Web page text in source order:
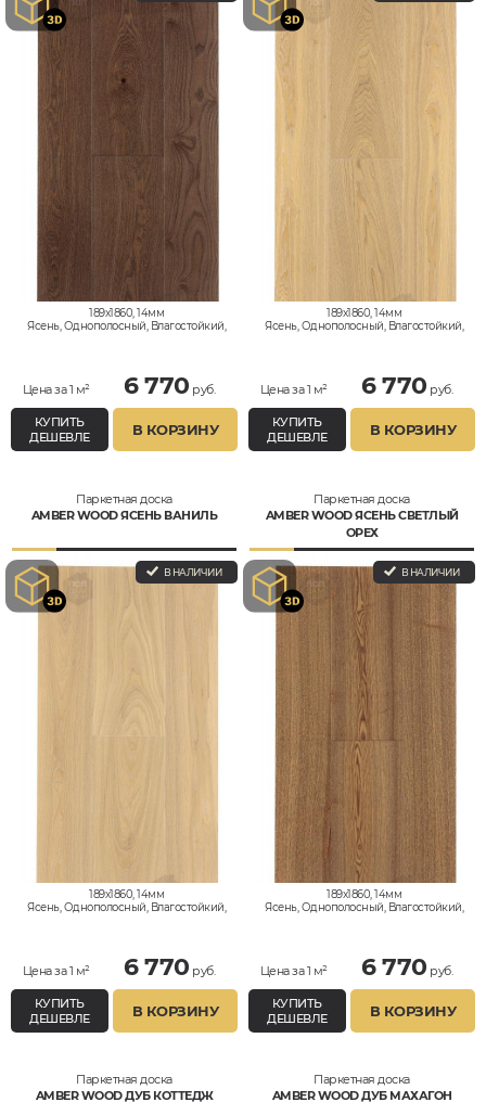
189x1860, 14мм
Ясень, Однополосный, Влагостойкий,
Цена за 1 м² 6 770 руб.
КУПИТЬ
ДЕШЕВЛЕ
В КОРЗИНУ
189x1860, 14мм
Ясень, Однополосный, Влагостойкий,
Цена за 1 м² 6 770 руб.
КУПИТЬ
ДЕШЕВЛЕ
В КОРЗИНУ
Паркетная доска
AMBER WOOD ЯСЕНЬ ВАНИЛЬ
В НАЛИЧИИ
189x1860, 14мм
Ясень, Однополосный, Влагостойкий,
Цена за 1 м² 6 770 руб.
КУПИТЬ
ДЕШЕВЛЕ
В КОРЗИНУ
Паркетная доска
AMBER WOOD ЯСЕНЬ СВЕТЛЫЙ
ОРЕХ
В НАЛИЧИИ
189x1860, 14мм
Ясень, Однополосный, Влагостойкий,
Цена за 1 м² 6 770 руб.
КУПИТЬ
ДЕШЕВЛЕ
В КОРЗИНУ
Паркетная доска
AMBER WOOD ДУБ КОТТЕДЖ
Паркетная доска
AMBER WOOD ДУБ МАХАГОН